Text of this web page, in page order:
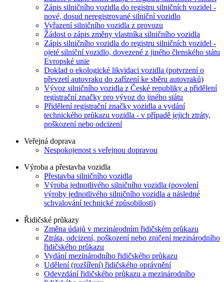
Zápis silničního vozidla do registru silničních vozidel -
nové, dosud neregistrované silniční vozidlo
Vyřazení silničního vozidla z provozu
Žádost o zápis změny vlastníka silničního vozidla
Zápis silničního vozidla do registru silničních vozidel -
ojeté silniční vozidlo, dovezené z jiného členského státu
Evropské unie
Doklad o ekologické likvidaci vozidla (potvrzení o
převzetí autovraku do zařízení ke sběru autovraků)
Vývoz silničního vozidla z České republiky a přidělení
registrační značky pro vývoz do jiného státu
Přidělení registrační značky vozidla a vydání
technického průkazu vozidla - v případě jejich ztráty,
poškození nebo odcizení
Veřejná doprava
Nespokojenost s veřejnou dopravou
Výroba a přestavba vozidla
Přestavba silničního vozidla
Výroba jednotlivého silničního vozidla (povolení
výroby jednotlivého silničního vozidla a následné
schvalování technické způsobilosti)
Řidičské průkazy
Změna údajů v mezinárodním řidičském průkazu
Ztráta, odcizení, poškození nebo zničení mezinárodního
řidičského průkazu
Vydání mezinárodního řidičského průkazu
Udělení (rozšíření) řidičského oprávnění
Odevzdání řidičského průkazu a mezinárodního